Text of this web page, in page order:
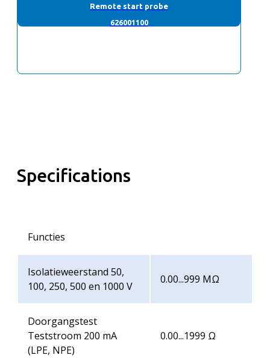
Remote start probe
626001100
Specifications
Functies
Isolatieweerstand 50,
100, 250, 500 en 1000 V
0.00...999 MΩ
Doorgangstest
Teststroom 200 mA
(LPE, NPE)
0.00...1999 Ω